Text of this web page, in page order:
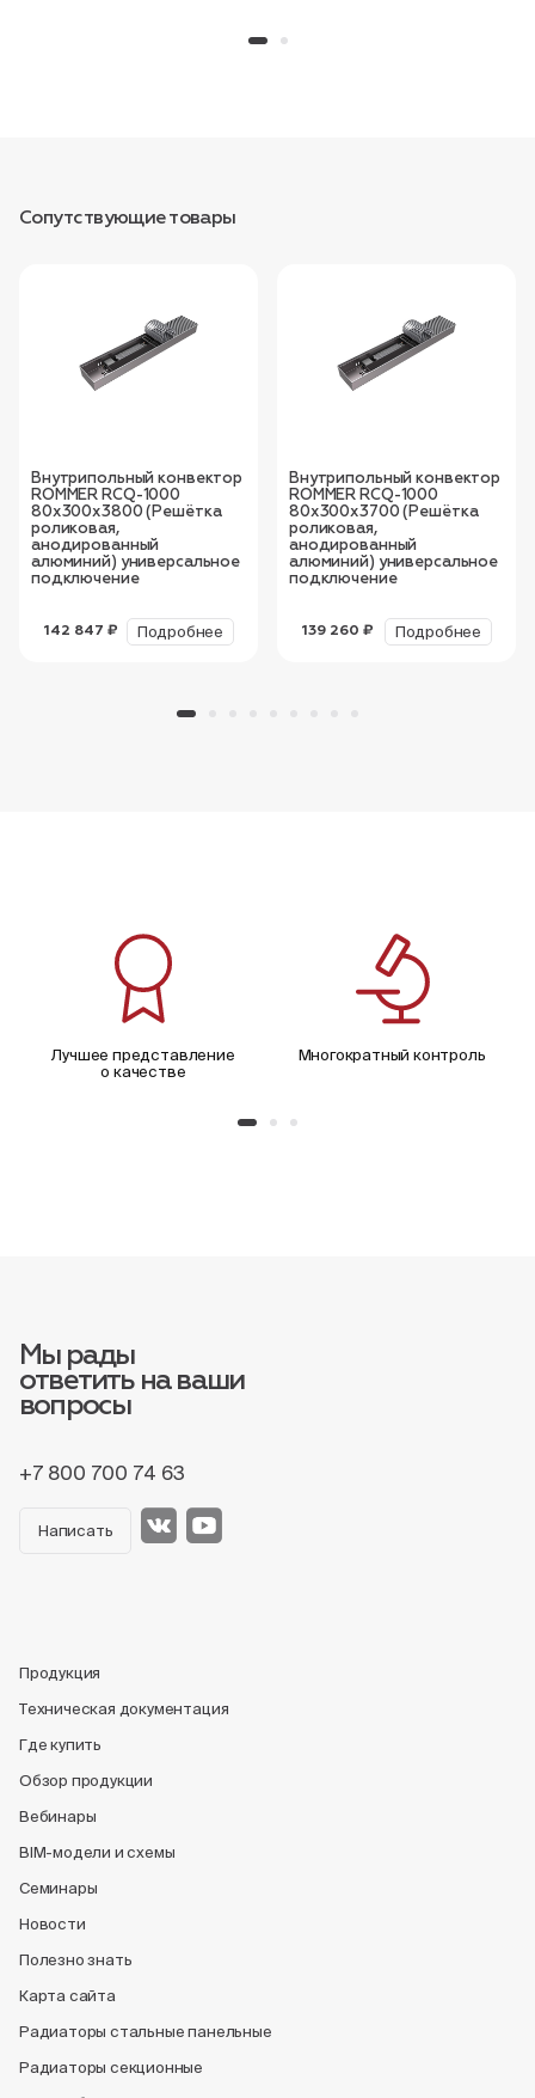
Сопутствующие товары
Внутрипольный конвектор
ROMMER RCQ-1000
80х300х3800 (Решётка
роликовая,
анодированный
алюминий) универсальное
подключение
142 847 ₽ Подробнее
Внутрипольный конвектор
ROMMER RCQ-1000
80х300х3700 (Решётка
роликовая,
анодированный
алюминий) универсальное
подключение
139 260 ₽ Подробнее
Лучшее представление
о качестве
Многократный контроль
Мы рады
ответить на ваши
вопросы
+7 800 700 74 63
Написать
Продукция
Техническая документация
Где купить
Обзор продукции
Вебинары
BIM-модели и схемы
Семинары
Новости
Полезно знать
Карта сайта
Радиаторы стальные панельные
Радиаторы секционные